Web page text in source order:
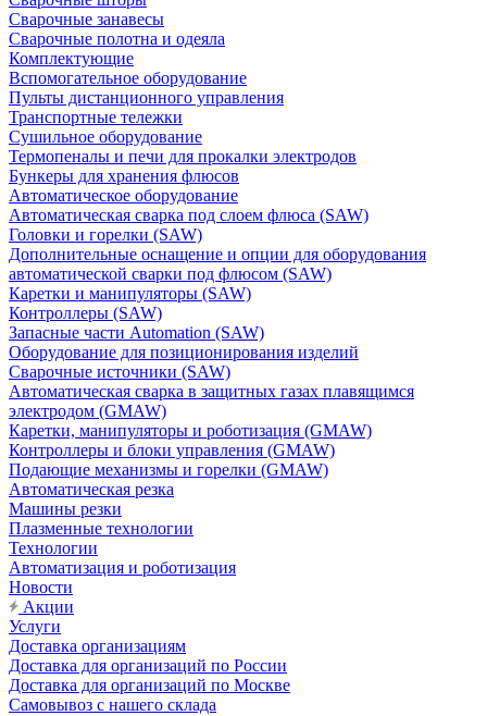
Сварочные занавесы
Сварочные полотна и одеяла
Комплектующие
Вспомогательное оборудование
Пульты дистанционного управления
Транспортные тележки
Сушильное оборудование
Термопеналы и печи для прокалки электродов
Бункеры для хранения флюсов
Автоматическое оборудование
Автоматическая сварка под слоем флюса (SAW)
Головки и горелки (SAW)
Дополнительные оснащение и опции для оборудования
автоматической сварки под флюсом (SAW)
Каретки и манипуляторы (SAW)
Контроллеры (SAW)
Запасные части Automation (SAW)
Оборудование для позиционирования изделий
Сварочные источники (SAW)
Автоматическая сварка в защитных газах плавящимся
электродом (GMAW)
Каретки, манипуляторы и роботизация (GMAW)
Контроллеры и блоки управления (GMAW)
Подающие механизмы и горелки (GMAW)
Автоматическая резка
Машины резки
Плазменные технологии
Технологии
Автоматизация и роботизация
Новости
Акции
Услуги
Доставка организациям
Доставка для организаций по России
Доставка для организаций по Москве
Самовывоз с нашего склада